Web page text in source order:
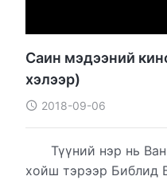
Саин мэдээний
хэлээр)
2018-09-06
Түүний нэр нь
хойш тэрээр Библид